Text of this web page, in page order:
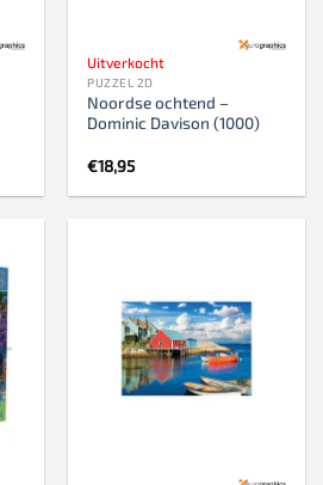
Uitverkocht
PUZZEL 2D
Noordse ochtend –
Dominic Davison (1000)
€18,95